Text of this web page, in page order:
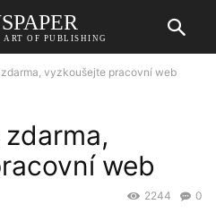
ART OF PUBLISHING
vyzkoušejte pracovní web
web
0
2244